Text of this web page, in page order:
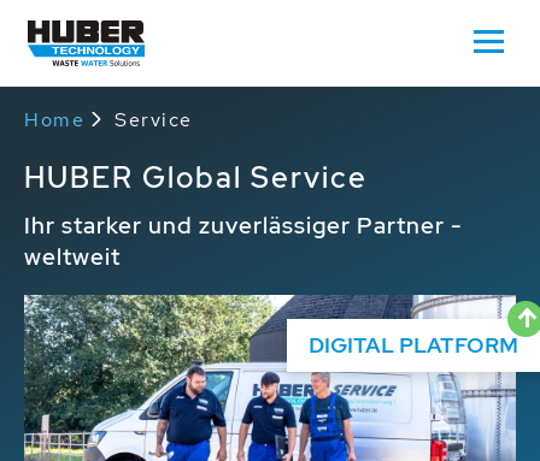
Home Service
HUBER Global Service
Ihr starker und zuverlässiger Partner -
weltweit
DIGITAL PLATFORM